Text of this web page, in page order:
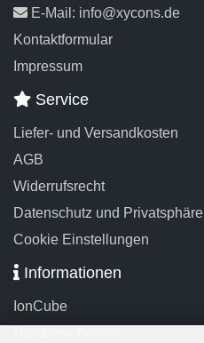
E-Mail: info@xycons.de
Kontaktformular
Impressum
Service
Liefer- und Versandkosten
AGB
Widerrufsrecht
Datenschutz und Privatsphäre
Cookie Einstellungen
Informationen
IonCube